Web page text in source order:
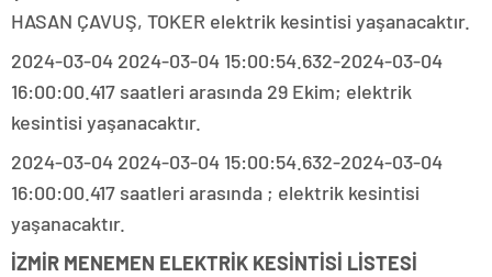
HASAN ÇAVUŞ, TOKER elektrik kesintisi yaşanacaktır.
2024-03-04 2024-03-04 15:00:54.632-2024-03-04
16:00:00.417 saatleri arasında 29 Ekim; elektrik
kesintisi yaşanacaktır.
2024-03-04 2024-03-04 15:00:54.632-2024-03-04
16:00:00.417 saatleri arasında ; elektrik kesintisi
yaşanacaktır.
İZMİR MENEMEN ELEKTRİK KESİNTİSİ LİSTESİ